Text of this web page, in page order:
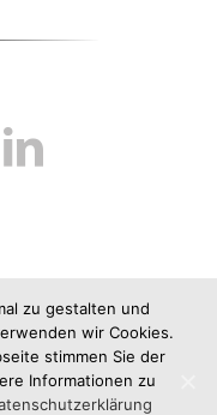
zu gestalten und
wir Cookies.
stimmen Sie der
Informationen zu